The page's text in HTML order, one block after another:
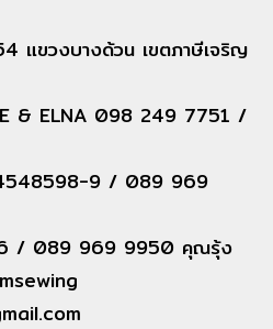
แขวงบางด้วน เขตภาษีเจริญ
& ELNA 098 249 7751 /
9 / 089 969
/ 089 969 9950 คุณรุ้ง